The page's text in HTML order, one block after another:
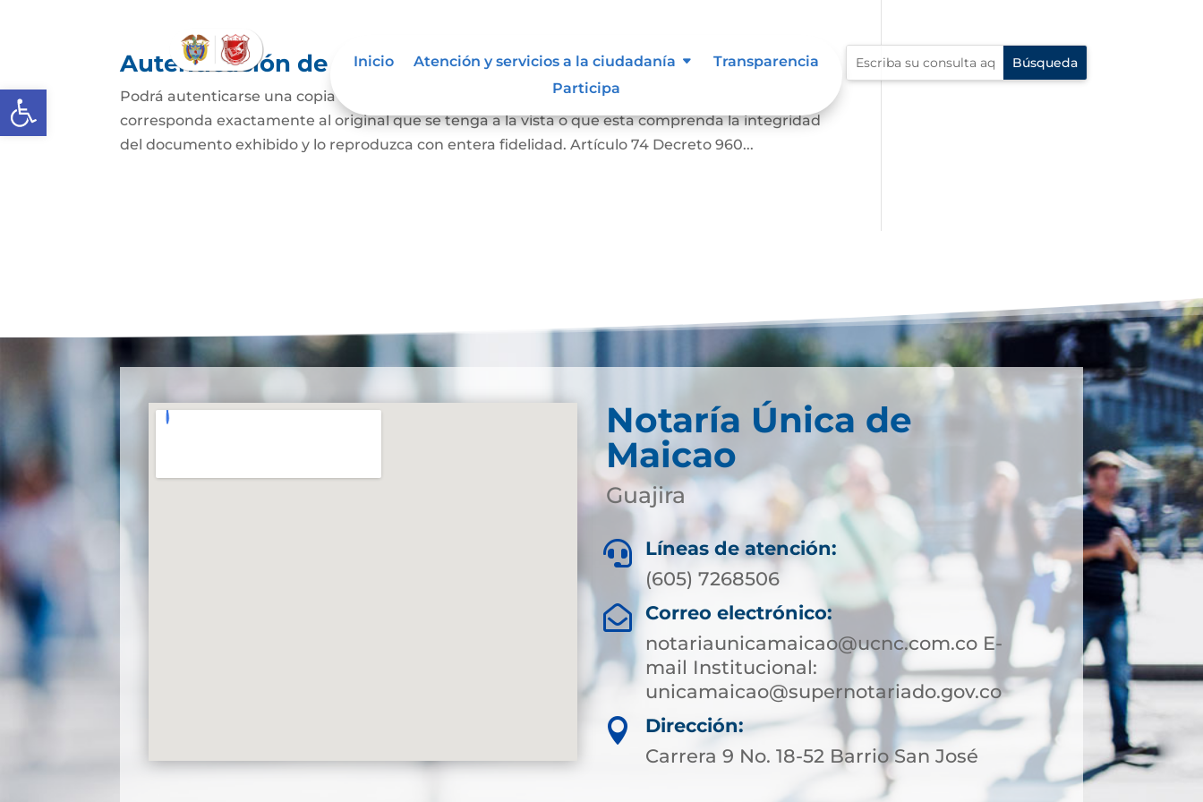
Abrir barra de herramientas
Inicio Atención y servicios a la ciudadanía
Transparencia
Participa
Autenticación de Copias
Podrá autenticarse una copia mecánica o una literal de un documento, siempre que aquella
corresponda exactamente al original que se tenga a la vista o que esta comprenda la integridad
del documento exhibido y lo reproduzca con entera fidelidad. Artículo 74 Decreto 960...
Notaría Única de
Maicao
Guajira

Líneas de atención:
(605) 7268506

Correo electrónico:
notariaunicamaicao@ucnc.com.co E-
mail Institucional:
unicamaicao@supernotariado.gov.co

Dirección:
Carrera 9 No. 18-52 Barrio San José